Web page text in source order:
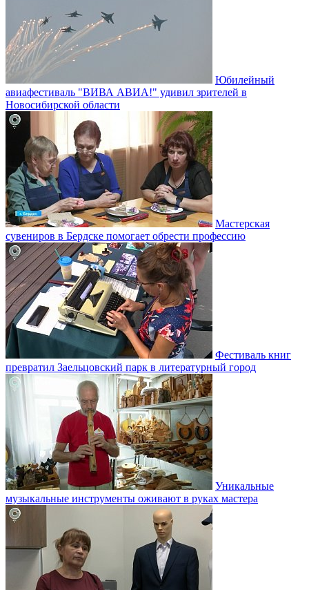
Юбилейный
авиафестиваль "ВИВА АВИА!" удивил зрителей в
Новосибирской области
Мастерская
сувениров в Бердске помогает обрести профессию
Фестиваль книг
превратил Заельцовский парк в литературный город
Уникальные
музыкальные инструменты оживают в руках мастера